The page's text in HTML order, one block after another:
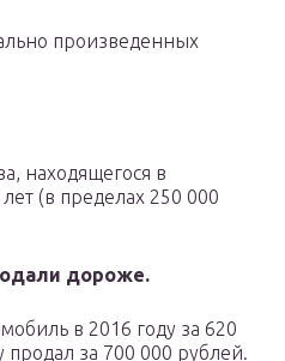
произведенных
находящегося в
(в пределах 250 000
дороже.
в 2016 году за 620
продал за 700 000 рублей.